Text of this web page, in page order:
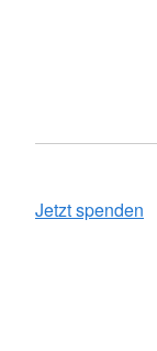
Jetzt spenden